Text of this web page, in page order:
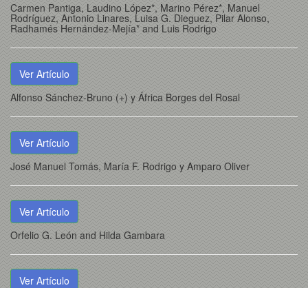
Carmen Pantiga, Laudino López*, Marino Pérez*, Manuel
Rodríguez, Antonio Linares, Luisa G. Dieguez, Pilar Alonso,
Radhamés Hernández-Mejía* and Luis Rodrigo
Ver Artículo
Alfonso Sánchez-Bruno (+) y África Borges del Rosal
Ver Artículo
José Manuel Tomás, María F. Rodrigo y Amparo Oliver
Ver Artículo
Orfelio G. León and Hilda Gambara
Ver Artículo